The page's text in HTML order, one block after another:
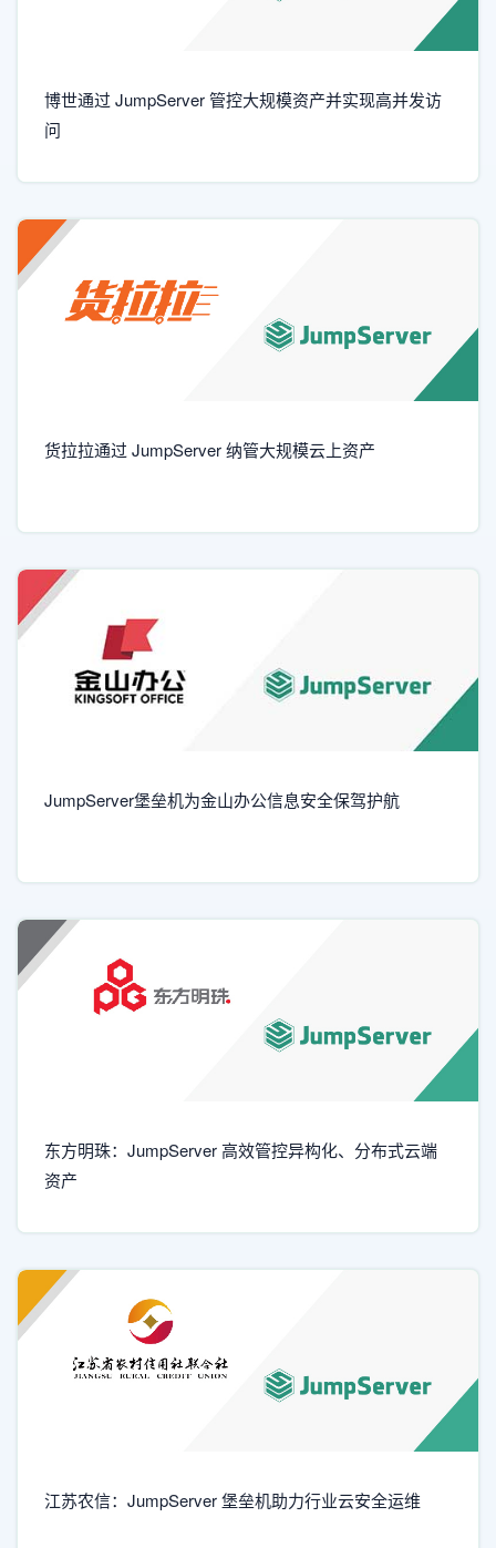
博世通过 JumpServer 管控大规模资产并实现高并发访
问
货拉拉通过 JumpServer 纳管大规模云上资产
JumpServer堡垒机为金山办公信息安全保驾护航
东方明珠：JumpServer 高效管控异构化、分布式云端
资产
江苏农信：JumpServer 堡垒机助力行业云安全运维